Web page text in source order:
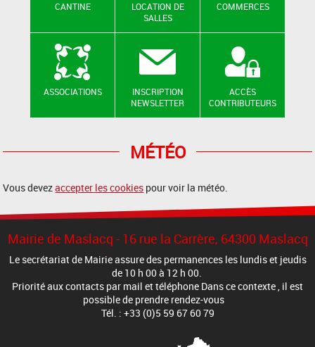
CANTINE
LOCATION DE
SALLES
COMMERCES
ASSOCIATIONS
INSCRIPTION
NEWSLETTER
ACCÈS
CONTRIBUTEURS
MÉTÉO
Vous devezaccepter les cookies pour voir la météo.
Mairie de Maslacq - 16 rue la Carrère, 64300 Maslacq
Le secrétariat de Mairie assure des permanences les lundis et jeudis
de 10 h 00 à 12 h 00.
Priorité aux contacts par mail et téléphone Dans ce contexte , il est
possible de prendre rendez-vous
Tél. : +33 (0)5 59 67 60 79